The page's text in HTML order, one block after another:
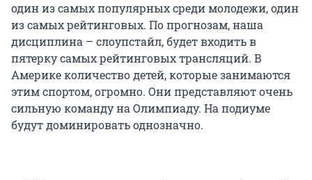
один из самых популярных среди молодежи, один
из самых рейтинговых. По прогнозам, наша
дисциплина – слоупстайл, будет входить в
пятерку самых рейтинговых трансляций. В
Америке количество детей, которые занимаются
этим спортом, огромно. Они представляют очень
сильную команду на Олимпиаду. На подиуме
будут доминировать однозначно.